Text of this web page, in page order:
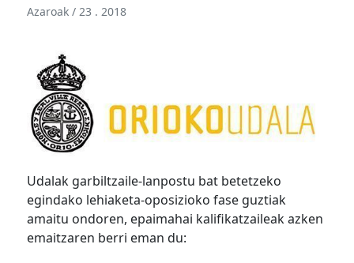
Azaroak / 23 . 2018
Udalak garbiltzaile-lanpostu bat betetzeko
egindako lehiaketa-oposizioko fase guztiak
amaitu ondoren, epaimahai kalifikatzaileak azken
emaitzaren berri eman du: